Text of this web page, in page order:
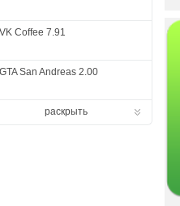
VK Coffee 7.91
GTA San Andreas 2.00
раскрыть